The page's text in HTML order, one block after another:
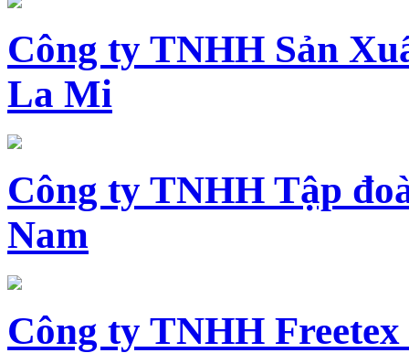
Công ty TNHH Sản
La Mi
Công ty TNHH Tập
Nam
Công ty TNHH